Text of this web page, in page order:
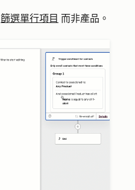
篩選單行項目 而非產品。